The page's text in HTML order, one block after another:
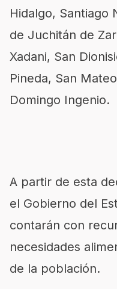
Hidalgo, Santiago
de Juchitán de
Xadani, San
Pineda, San
Domingo Ingenio.
A partir de esta
el Gobierno del
contarán con
necesidades
de la población.